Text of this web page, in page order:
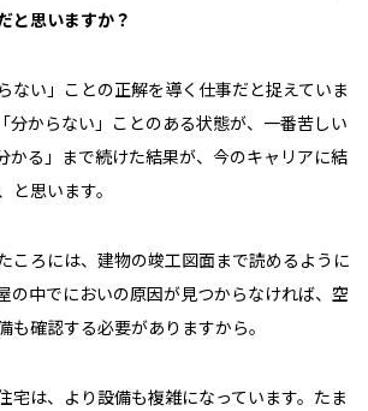
と思いますか？
ない」ことの正解を導く仕事だと捉えていま
分からない」ことのある状態が、一番苦しい
かる」まで続けた結果が、今のキャリアに結
と思います。
ころには、建物の竣工図面まで読めるように
の中でにおいの原因が見つからなければ、空
も確認する必要がありますから。
宅は、より設備も複雑になっています。たま